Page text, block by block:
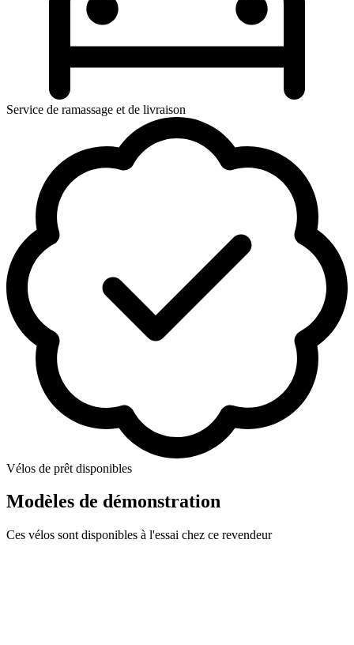
Service de ramassage et de livraison
Vélos de prêt disponibles
Modèles de démonstration
Ces vélos sont disponibles à l'essai chez ce revendeur